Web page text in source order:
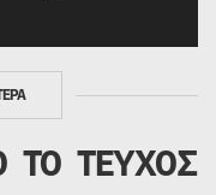
ΤΟ ΤΕΥΧΟΣ